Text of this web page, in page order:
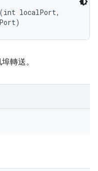
(int localPort,
轉送。